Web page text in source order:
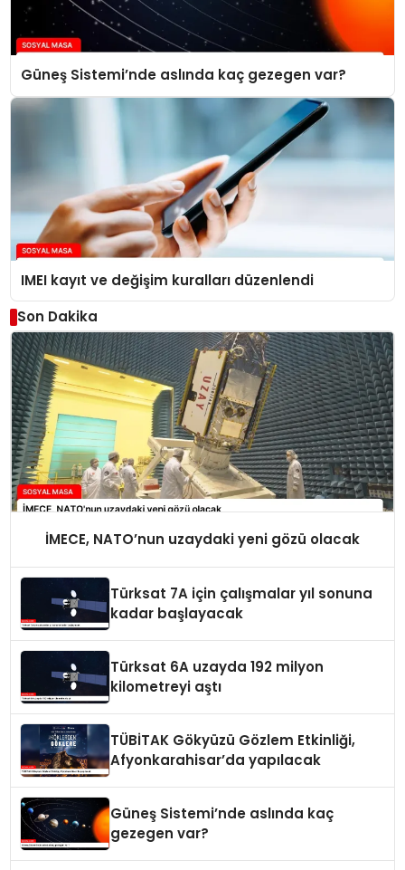
Güneş Sistemi’nde aslında kaç gezegen var?
IMEI kayıt ve değişim kuralları düzenlendi
Son Dakika
İMECE, NATO’nun uzaydaki yeni gözü olacak
Türksat 7A için çalışmalar yıl sonuna
kadar başlayacak
Türksat 6A uzayda 192 milyon
kilometreyi aştı
TÜBİTAK Gökyüzü Gözlem Etkinliği,
Afyonkarahisar’da yapılacak
Güneş Sistemi’nde aslında kaç
gezegen var?